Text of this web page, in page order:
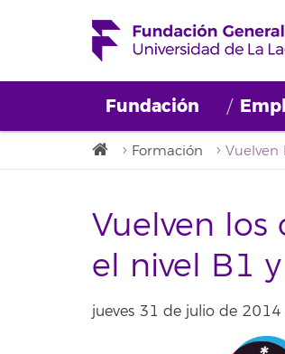
Fundación
Formación
Vuelven los
el nivel B1
jueves 31 de julio de 2014